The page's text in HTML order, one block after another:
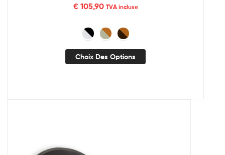
€105,90 TVA incluse
Choix Des Options